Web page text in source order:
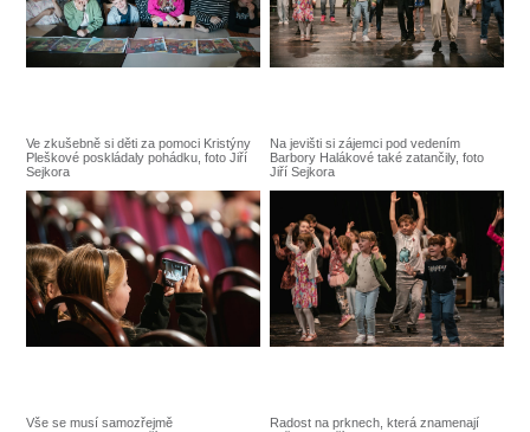
Ve zkušebně si děti za pomoci Kristýny
Pleškové poskládaly pohádku, foto Jiří
Sejkora
Na jevišti si zájemci pod vedením
Barbory Halákové také zatančily, foto
Jiří Sejkora
Vše se musí samozřejmě
Radost na prknech, která znamenají